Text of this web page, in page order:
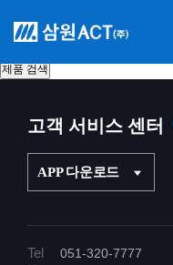
고객 서비스 센터
APP 다운로드
Tel 051-320-7777